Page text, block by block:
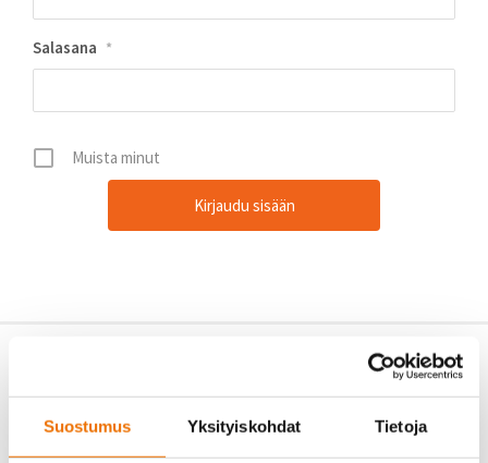
Suostumus Yksityiskohdat Tietoja
Salasana *
Muista minut